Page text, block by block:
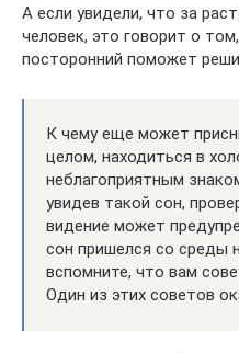
А если увидели, что за
человек, это говорит о
посторонний поможет
К чему еще может
целом, находиться в
неблагоприятным
увидев такой сон,
видение может
сон пришелся со среды
вспомните, что вам
Один из этих советов